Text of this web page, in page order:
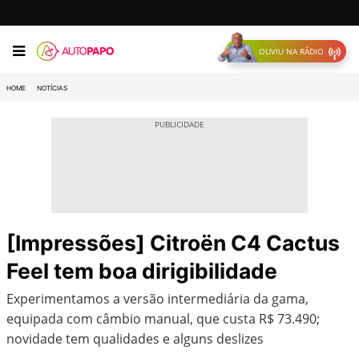
OUVIU NA RÁDIO
HOME NOTÍCIAS
[Impressões] Citroën C4 Cactus
Feel tem boa dirigibilidade
Experimentamos a versão intermediária da gama,
equipada com câmbio manual, que custa R$ 73.490;
novidade tem qualidades e alguns deslizes